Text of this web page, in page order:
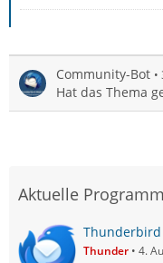
Community-Bot
Hat das Thema
Aktuelle
Thunder 4.